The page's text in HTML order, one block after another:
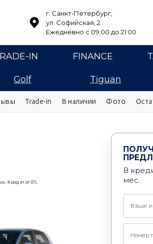
г. Санкт-Петербург,
ул. Софийская, 2
Ежедневно с 09:00 до 21:00
IN FINANCE
Golf Tiguan
Trade-in В наличии Фото
Кредит от 0%.
В
мес.